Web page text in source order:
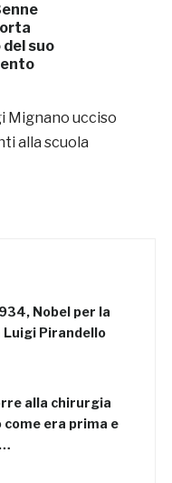
del suo
Mignano ucciso
alla scuola
Nobel per la
Pirandello
alla chirurgia
era prima e